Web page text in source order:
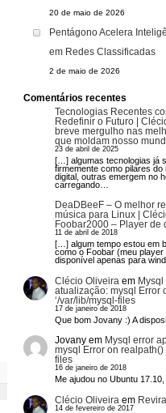
20 de maio de 2026
Pentágono Acelera
em Redes Classificadas
2 de maio de 2026
Comentários recentes
Tecnologias Recentes
Redefinir o Futuro |
breve mergulho nas
que moldam nosso
23 de abril de 2025
[…] algumas tecnologias já
firmemente como pilares do
digital, outras emergem no
carregando…
DeaDBeeF – O melhor
música para Linux |
Foobar2000 – Player de
11 de abril de 2018
[…] algum tempo estou em
como o Foobar (meu
disponível apenas para
Clécio Oliveira em
atualização: mysql Error
‘/var/lib/mysql-files
17 de janeiro de 2018
Que bom Jovany :) A
Jovany em Mysql error
mysql Error on realpath()
files
16 de janeiro de 2018
Me ajudou no Ubuntu 17.10,
Clécio Oliveira em
14 de fevereiro de 2017